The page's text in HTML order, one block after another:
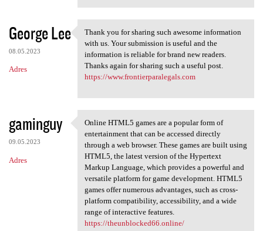
George Lee
08.05.2023
Adres
Thank you for sharing such
Thank you for sharing such awesome information
with us. Your submission is useful and the
information is reliable for brand new readers.
Thanks again for sharing such a useful post.
https://www.frontierparalegals.com
gaminguy
09.05.2023
Adres
Online HTML5 games are a
Online HTML5 games are a popular form of
entertainment that can be accessed directly
through a web browser. These games are built using
HTML5, the latest version of the Hypertext
Markup Language, which provides a powerful and
versatile platform for game development. HTML5
games offer numerous advantages, such as cross-
platform compatibility, accessibility, and a wide
range of interactive features.
https://theunblocked66.online/